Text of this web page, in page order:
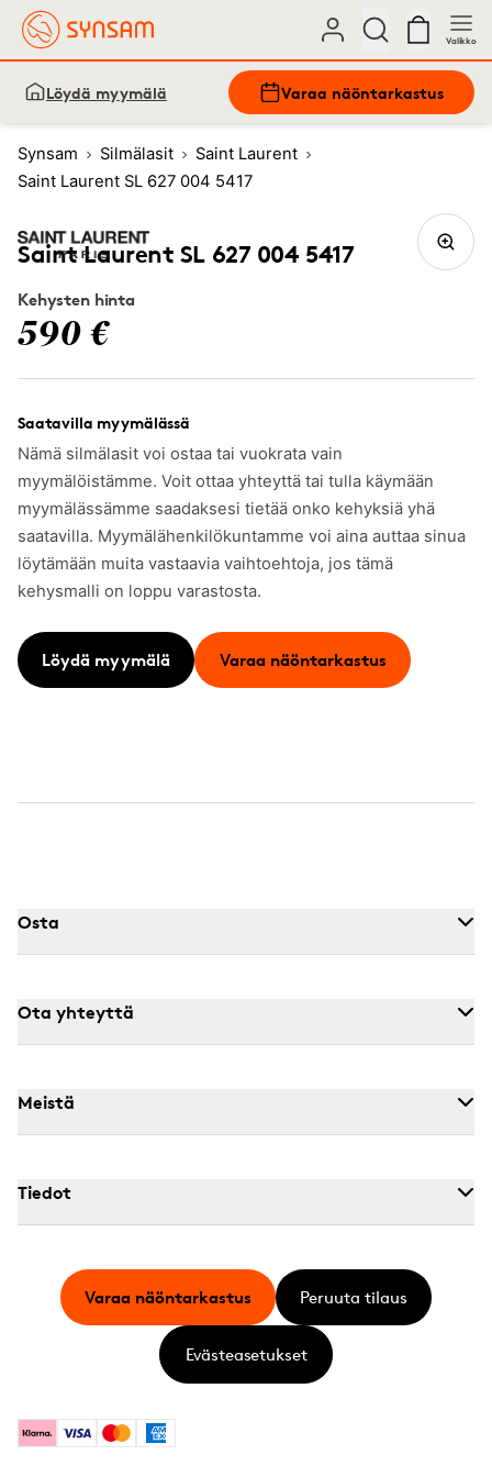
Valikko
Löydä myymälä Varaa näöntarkastus
Synsam Silmälasit
Saint Laurent
Saint Laurent SL 627 004 5417
Saint Laurent SL 627 004 5417
Kehysten hinta
590 €
Saatavilla myymälässä
Nämä silmälasit voi ostaa tai vuokrata vain
myymälöistämme. Voit ottaa yhteyttä tai tulla käymään
myymälässämme saadaksesi tietää onko kehyksiä yhä
saatavilla. Myymälähenkilökuntamme voi aina auttaa sinua
löytämään muita vastaavia vaihtoehtoja, jos tämä
kehysmalli on loppu varastosta.
Löydä myymälä Varaa näöntarkastus
Osta
Ota yhteyttä
Meistä
Tiedot
KlarnaVisa MastercardAmerican Express
Varaa näöntarkastus Peruuta tilaus
Evästeasetukset